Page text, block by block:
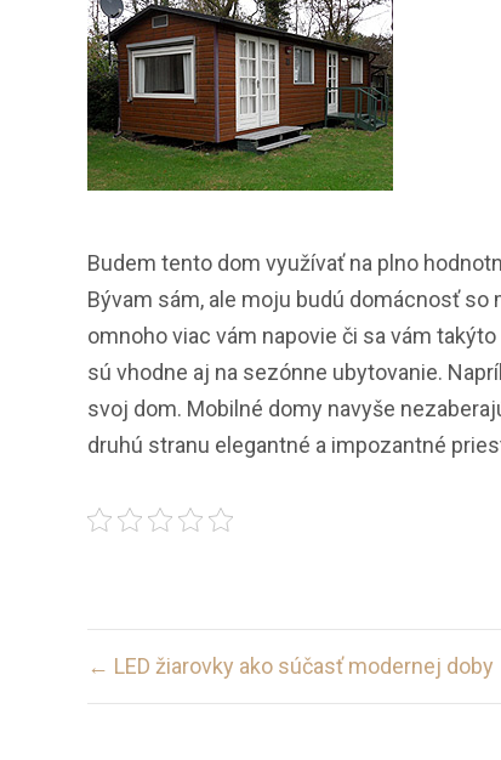
Budem tento dom využívať na plno
Bývam sám, ale moju budú domácnosť
omnoho viac vám napovie či sa vám
sú vhodne aj na sezónne ubytovanie.
svoj dom. Mobilné domy navyše
druhú stranu elegantné a impozantné
Post
navigation
← LED žiarovky ako súčasť modernej doby